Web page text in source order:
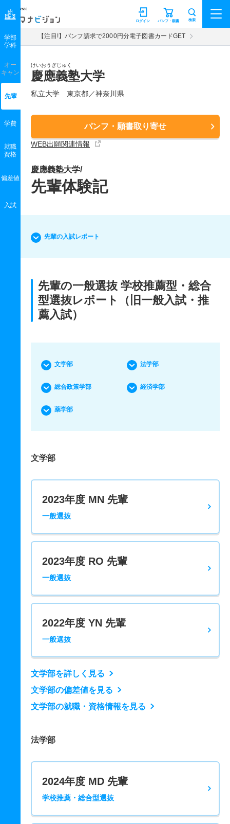
マナビジョン パンフ・願書
ログイン 検索
【注目!】パンフ請求で2000円分電子図書カードGET
けいおうぎじゅく
慶應義塾大学
私立大学 東京都／神奈川県
パンフ・願書取り寄せ
WEB出願関連情報
学部
学科
オー
キャン
先輩
学費
就職
資格
偏差値
入試
慶應義塾大学/
先輩体験記
先輩の入試レポート
先輩の一般選抜 学校推薦型・総合
型選抜レポート（旧一般入試・推
薦入試）
文学部 法学部
総合政策学部 経済学部
薬学部
文学部
2023年度 MN 先輩
一般選抜
2023年度 RO 先輩
一般選抜
2022年度 YN 先輩
一般選抜
文学部を詳しく見る
文学部の偏差値を見る
文学部の就職・資格情報を見る
法学部
2024年度 MD 先輩
学校推薦・総合型選抜